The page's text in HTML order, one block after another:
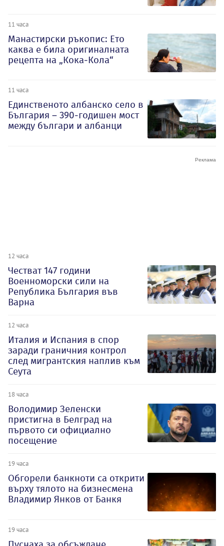
11 часа
Манастирски ръкопис: Ето
каква е била оригиналната
рецепта на „Кока-Кола“
11 часа
Единственото албанско село в
България – 390-годишен мост
между българи и албанци
12 часа
Честват 147 години
Военноморски сили на
Република България във
Варна
12 часа
Италия и Испания в спор
заради граничния контрол
след мигрантския наплив към
Сеута
18 часа
Володимир Зеленски
пристигна в Белград на
първото си официално
посещение
19 часа
Обгорели банкноти са открити
върху тялото на бизнесмена
Владимир Янков от Банкя
19 часа